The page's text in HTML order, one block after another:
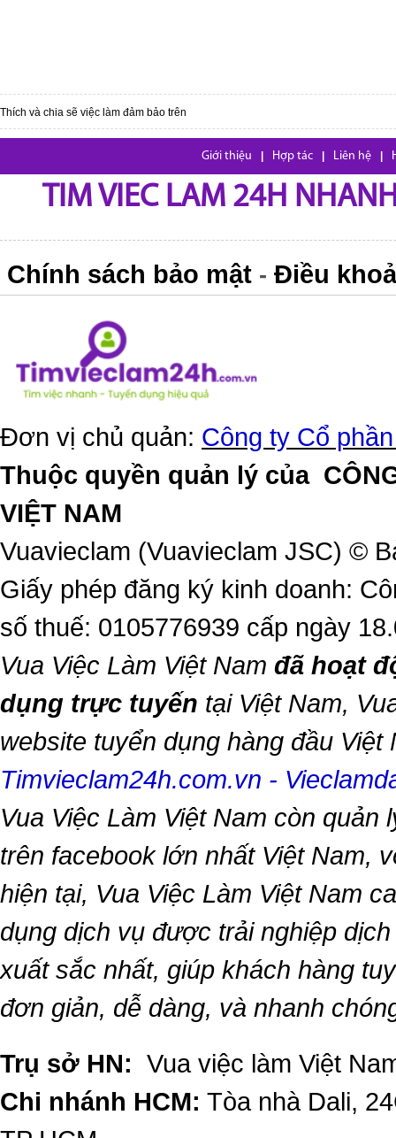
Thích và chia sẽ việc làm đảm bảo trên
Giới thiệu Hợp tác Liên hệ
TIM VIEC LAM 24H
Chính sách bảo mật - Điều
Đơn vị chủ quản: Công ty Cổ
Thuộc quyền quản lý của
VIỆT NAM
Vuavieclam (Vuavieclam JSC) ©
Giấy phép đăng ký kinh doanh:
số thuế: 0105776939 cấp ngày
Vua Việc Làm Việt Nam đã hoạt
dụng trực tuyến tại Việt Nam,
website tuyển dụng hàng đầu
Timvieclam24h.com.vn -
Vua Việc Làm Việt Nam còn quản
trên facebook lớn nhất Việt Nam,
hiện tại, Vua Việc Làm Việt Nam
dụng dịch vụ được trải nghiệp
xuất sắc nhất, giúp khách hàng
đơn giản, dễ dàng, và nhanh
Trụ sở HN: Vua việc làm Việt
Chi nhánh HCM: Tòa nhà Dali,